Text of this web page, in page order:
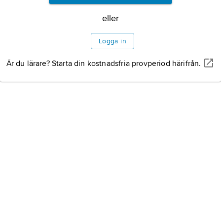
eller
Logga in
Är du lärare? Starta din kostnadsfria provperiod härifrån.